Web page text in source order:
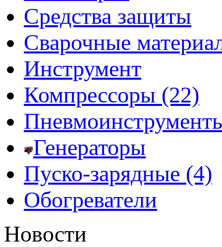
Средства защиты
Сварочные
Инструмент
Компрессоры (22)
Генераторы
Пуско-зарядные (4)
Обогреватели
Новости